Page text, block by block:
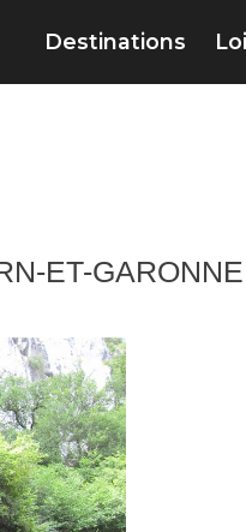
Destinations
ET-